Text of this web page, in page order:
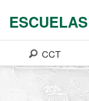
ESCUELAS
CCT